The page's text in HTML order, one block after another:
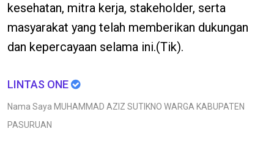
kesehatan, mitra kerja, stakeholder, serta
masyarakat yang telah memberikan dukungan
dan kepercayaan selama ini.(Tik).
LINTAS ONE
Nama Saya MUHAMMAD AZIZ SUTIKNO WARGA KABUPATEN
PASURUAN